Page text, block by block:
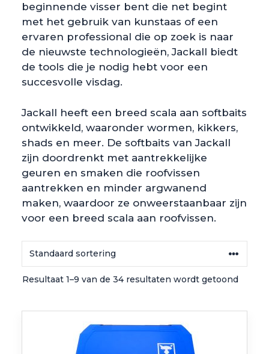
beginnende visser bent die net begint
met het gebruik van kunstaas of een
ervaren professional die op zoek is naar
de nieuwste technologieën, Jackall biedt
de tools die je nodig hebt voor een
succesvolle visdag.
Jackall heeft een breed scala aan softbaits
ontwikkeld, waaronder wormen, kikkers,
shads en meer. De softbaits van Jackall
zijn doordrenkt met aantrekkelijke
geuren en smaken die roofvissen
aantrekken en minder argwanend
maken, waardoor ze onweerstaanbaar zijn
voor een breed scala aan roofvissen.
Resultaat 1–9 van de 34 resultaten wordt getoond